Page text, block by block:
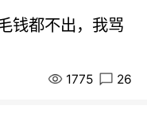
钱都不出，我骂
1775 26